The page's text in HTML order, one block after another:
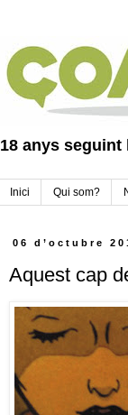
18 anys
Inici Qui som?
06 d’octubre
Aquest cap